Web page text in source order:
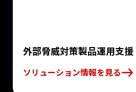
外部脅威対策製品運用支
ソリューション情報を見る